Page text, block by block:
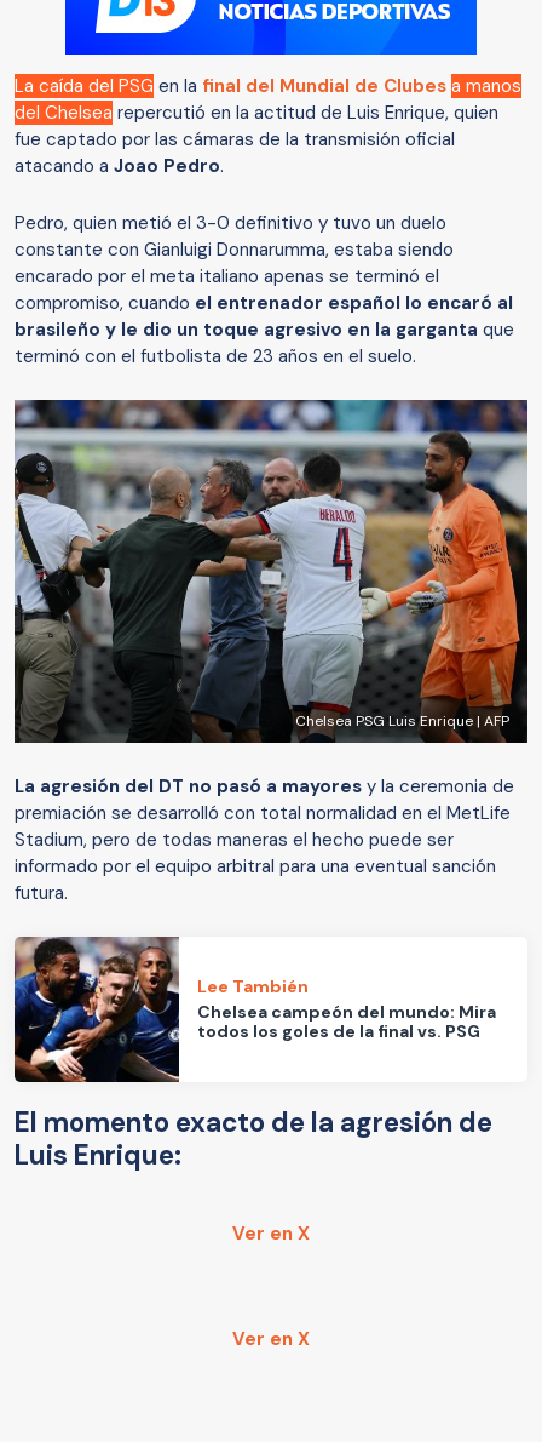
La caída del PSG en la final del Mundial de Clubes a manos
del Chelsea repercutió en la actitud de Luis Enrique, quien
fue captado por las cámaras de la transmisión oficial
atacando a Joao Pedro.
Pedro, quien metió el 3-0 definitivo y tuvo un duelo
constante con Gianluigi Donnarumma, estaba siendo
encarado por el meta italiano apenas se terminó el
compromiso, cuando el entrenador español lo encaró al
brasileño y le dio un toque agresivo en la garganta que
terminó con el futbolista de 23 años en el suelo.
Chelsea PSG Luis Enrique | AFP
La agresión del DT no pasó a mayores y la ceremonia de
premiación se desarrolló con total normalidad en el MetLife
Stadium, pero de todas maneras el hecho puede ser
informado por el equipo arbitral para una eventual sanción
futura.
Lee También
Chelsea campeón del mundo: Mira
todos los goles de la final vs. PSG
El momento exacto de la agresión de
Luis Enrique:
Ver en X
Ver en X